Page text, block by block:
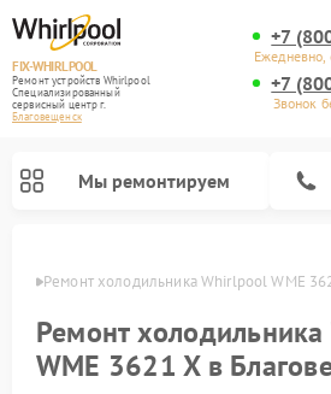
FIX-WHIRLPOOL
Ремонт устройств Whirlpool
Специализированный
cервисный центр г.
Благовещенск
+7
+7
Звонок
Мы ремонтируем
Ремонт холодильника Whirlpool WME
Ремонт
WME 3621 X в